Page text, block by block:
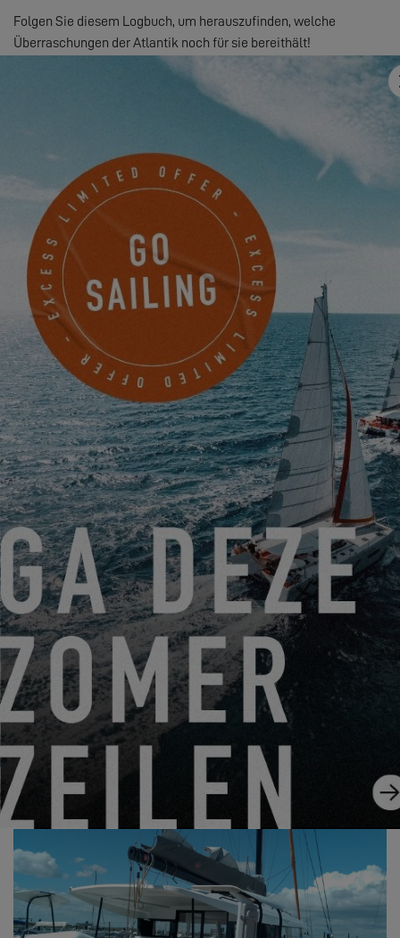
Folgen Sie diesem Logbuch, um herauszufinden, welche
Überraschungen der Atlantik noch für sie bereithält!
Dienstag, 02. April 2025
Erster Halt in Cascais, nach 6 Tagen auf See hat der Excess 13 #1
die Marke von1000 Seemeilen überschritten, mit einem
Durchschnitt von171 zurückgelegtenMeilen bei einer
Durchschnittsgeschwindigkeit von4,44 Knoten.
Die Crew, bestehend aus Hervé und Bruno, verfeinert weiterhin
die Einstellungen des Bootes und genießt die Segelbedingungen.
Der Excess 13 zeigt sich stabil und reaktionsschnell und bietet
optimalen Komfort während dieser Überfahrt.
Die Reise geht weiter und der Horizont hält noch schöne
Überraschungen für die Crew bereit.
Immer weiter nach Süden… mehr im nächsten Abschnitt!